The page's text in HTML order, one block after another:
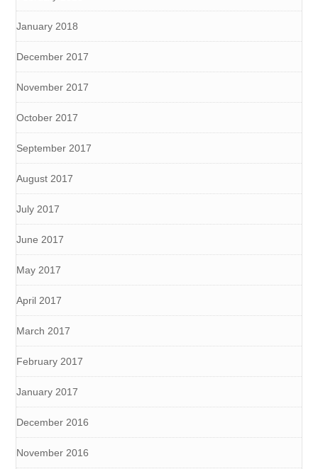
January 2018
December 2017
November 2017
October 2017
September 2017
August 2017
July 2017
June 2017
May 2017
April 2017
March 2017
February 2017
January 2017
December 2016
November 2016